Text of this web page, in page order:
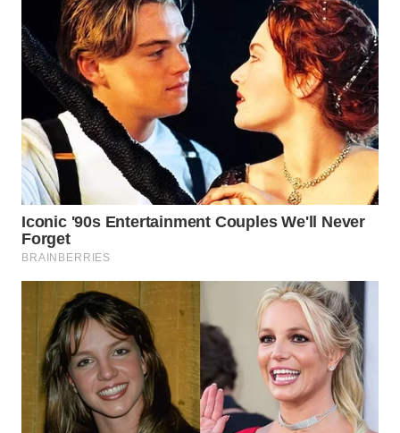
WN
LABUANBAJO
WN
BORNEO
Wahana
Media
Group
WAHANA
NEWS
WAHANA
TANI
WAHANA
ADVOKAT